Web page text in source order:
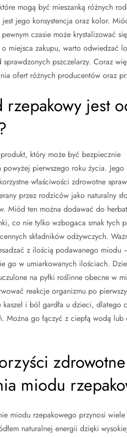
mogą być mieszanką różnych
jest jego konsystencja oraz kolor.
pewnym czasie może krystalizować
miejsca zakupu, warto odwiedzać
pszczelarzy. Coraz
ofert różnych producentów oraz
rzepakowy jest
który może być bezpiecznie
pierwszego roku życia. Jego
właściwości zdrowotne
przez rodziców jako naturalny
Miód ten można dodawać do
co nie tylko wzbogaca smak tych
składników odżywczych.
z ilością podawanego miodu
go w umiarkowanych ilościach.
na pyłki roślinne obecne w
reakcje organizmu po
kaszel i ból gardła u dzieci,
Można go łączyć z ciepłą wodą
miodu
miodu rzepakowego przynosi
naturalnej energii dzięki